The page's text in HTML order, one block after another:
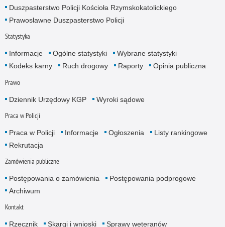
Duszpasterstwo Policji Kościoła Rzymskokatolickiego
Prawosławne Duszpasterstwo Policji
Statystyka
Informacje Ogólne statystyki
Wybrane statystyki
Kodeks karny
Ruch drogowy Raporty Opinia publiczna
Prawo
Dziennik Urzędowy KGP Wyroki sądowe
Praca w Policji
Praca w Policji Informacje Ogłoszenia
Listy rankingowe
Rekrutacja
Zamówienia publiczne
Postępowania o zamówienia
Postępowania podprogowe
Archiwum
Kontakt
Rzecznik Skargi i wnioski Sprawy weteranów